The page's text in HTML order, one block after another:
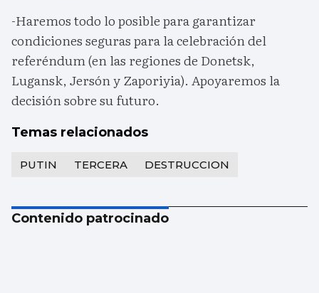
-Haremos todo lo posible para garantizar
condiciones seguras para la celebración del
referéndum (en las regiones de Donetsk,
Lugansk, Jersón y Zaporiyia). Apoyaremos la
decisión sobre su futuro.
Temas relacionados
PUTIN TERCERA DESTRUCCION
Contenido patrocinado